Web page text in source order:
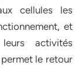
cellules les
et
activités
le retour